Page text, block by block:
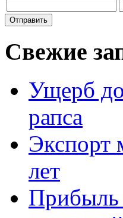
Свежие
Ущерб
рапса
Экспорт
лет
Прибыль